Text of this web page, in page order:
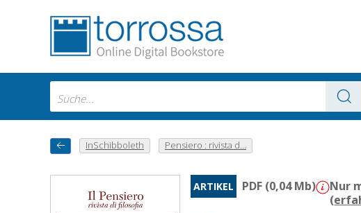
InSchibboleth Pensiero : rivista d...
ARTIKEL PDF (0,04 Mb)
Nur
(